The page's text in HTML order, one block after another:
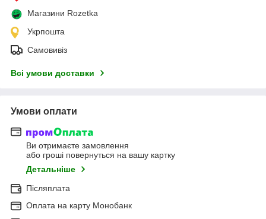
Магазини Rozetka
Укрпошта
Самовивіз
Всі умови доставки
Умови оплати
Ви отримаєте замовлення
або гроші повернуться на вашу картку
Детальніше
Післяплата
Оплата на карту Монобанк